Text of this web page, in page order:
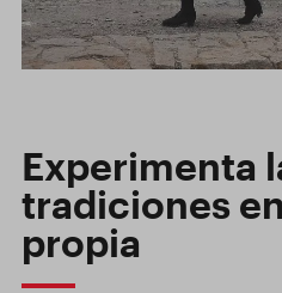
Experimenta
tradiciones
propia